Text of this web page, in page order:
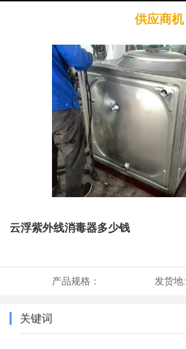
供应商机
云浮紫外线消毒器多少钱
产品规格： 发货地:
关键词